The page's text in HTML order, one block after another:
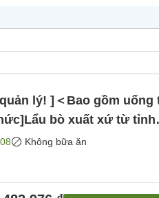
lý! ]＜Bao gồm uống
bò xuất xứ từ tỉnh
đầy hương thơm!
bao gồm bữa ăn]
Không bữa ăn